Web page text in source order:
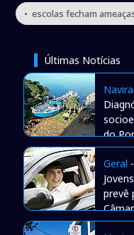
• escolas fecham
Últimas Notícias
do
Geral -
prevê